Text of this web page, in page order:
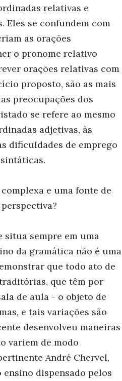
relativas e
Eles se confundem com
as orações
o pronome relativo
orações relativas com
proposto, são as mais
preocupações dos
se refere ao mesmo
adjetivas, às
dificuldades de emprego
e uma fonte de
situa sempre em uma
da gramática não é uma
que todo ato de
que têm por
de aula - o objeto de
e tais variações são
desenvolveu maneiras
variem de modo
André Chervel,
dispensado pelos